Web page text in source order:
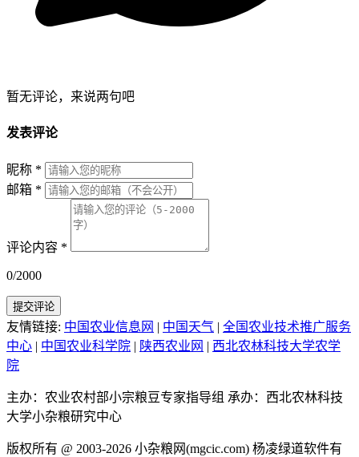
暂无评论，来说两句吧
发表评论
昵称 *
邮箱 *
评论内容 *
0/2000
提交评论
友情链接: 中国农业信息网 | 中国天气 | 全国农业技术推广服务
中心 | 中国农业科学院 | 陕西农业网 | 西北农林科技大学农学
院
主办：农业农村部小宗粮豆专家指导组 承办：西北农林科技
大学小杂粮研究中心
版权所有 @ 2003-2026 小杂粮网(mgcic.com) 杨凌绿道软件有